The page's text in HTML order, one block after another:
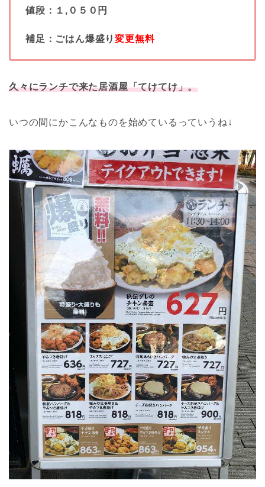
値段：１,０５０円
補足：ごはん爆盛り変更無料
久々にランチで来た居酒屋「てけてけ」。
いつの間にかこんなものを始めているっていうね↓